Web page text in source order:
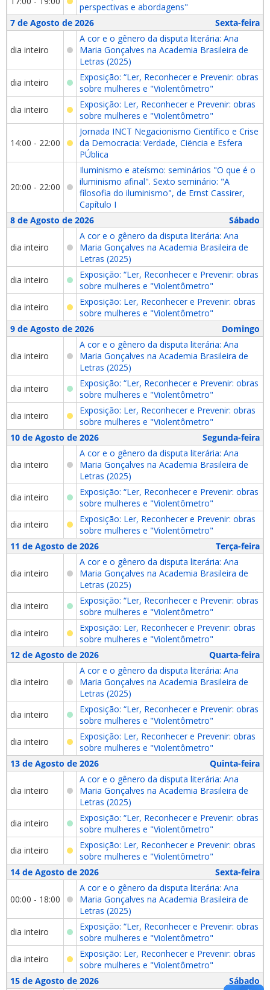
perspectivas e abordagens"
7 de Agosto de 2026
Sexta-feira
dia inteiro
A cor e o gênero da disputa literária: Ana
Maria Gonçalves na Academia Brasileira de
Letras (2025)
dia inteiro
Exposição: “Ler, Reconhecer e Prevenir: obras
sobre mulheres e "Violentômetro"
dia inteiro
Exposição: Ler, Reconhecer e Prevenir: obras
sobre mulheres e "Violentômetro"
14:00 - 22:00
Jornada INCT Negacionismo Científico e Crise
da Democracia: Verdade, Ciëncia e Esfera
PÚblica
20:00 - 22:00
Iluminismo e ateísmo: seminários "O que é o
iluminismo afinal". Sexto seminário: "A
filosofia do iluminismo", de Ernst Cassirer,
Capítulo I
8 de Agosto de 2026
Sábado
dia inteiro
A cor e o gênero da disputa literária: Ana
Maria Gonçalves na Academia Brasileira de
Letras (2025)
dia inteiro
Exposição: “Ler, Reconhecer e Prevenir: obras
sobre mulheres e "Violentômetro"
dia inteiro
Exposição: Ler, Reconhecer e Prevenir: obras
sobre mulheres e "Violentômetro"
9 de Agosto de 2026
Domingo
dia inteiro
A cor e o gênero da disputa literária: Ana
Maria Gonçalves na Academia Brasileira de
Letras (2025)
dia inteiro
Exposição: “Ler, Reconhecer e Prevenir: obras
sobre mulheres e "Violentômetro"
dia inteiro
Exposição: Ler, Reconhecer e Prevenir: obras
sobre mulheres e "Violentômetro"
10 de Agosto de 2026
Segunda-feira
dia inteiro
A cor e o gênero da disputa literária: Ana
Maria Gonçalves na Academia Brasileira de
Letras (2025)
dia inteiro
Exposição: “Ler, Reconhecer e Prevenir: obras
sobre mulheres e "Violentômetro"
dia inteiro
Exposição: Ler, Reconhecer e Prevenir: obras
sobre mulheres e "Violentômetro"
11 de Agosto de 2026
Terça-feira
dia inteiro
A cor e o gênero da disputa literária: Ana
Maria Gonçalves na Academia Brasileira de
Letras (2025)
dia inteiro
Exposição: “Ler, Reconhecer e Prevenir: obras
sobre mulheres e "Violentômetro"
dia inteiro
Exposição: Ler, Reconhecer e Prevenir: obras
sobre mulheres e "Violentômetro"
12 de Agosto de 2026
Quarta-feira
dia inteiro
A cor e o gênero da disputa literária: Ana
Maria Gonçalves na Academia Brasileira de
Letras (2025)
dia inteiro
Exposição: “Ler, Reconhecer e Prevenir: obras
sobre mulheres e "Violentômetro"
dia inteiro
Exposição: Ler, Reconhecer e Prevenir: obras
sobre mulheres e "Violentômetro"
13 de Agosto de 2026
Quinta-feira
dia inteiro
A cor e o gênero da disputa literária: Ana
Maria Gonçalves na Academia Brasileira de
Letras (2025)
dia inteiro
Exposição: “Ler, Reconhecer e Prevenir: obras
sobre mulheres e "Violentômetro"
dia inteiro
Exposição: Ler, Reconhecer e Prevenir: obras
sobre mulheres e "Violentômetro"
14 de Agosto de 2026
Sexta-feira
00:00 - 18:00
A cor e o gênero da disputa literária: Ana
Maria Gonçalves na Academia Brasileira de
Letras (2025)
dia inteiro
Exposição: “Ler, Reconhecer e Prevenir: obras
sobre mulheres e "Violentômetro"
dia inteiro
Exposição: Ler, Reconhecer e Prevenir: obras
sobre mulheres e "Violentômetro"
15 de Agosto de 2026
Sábado